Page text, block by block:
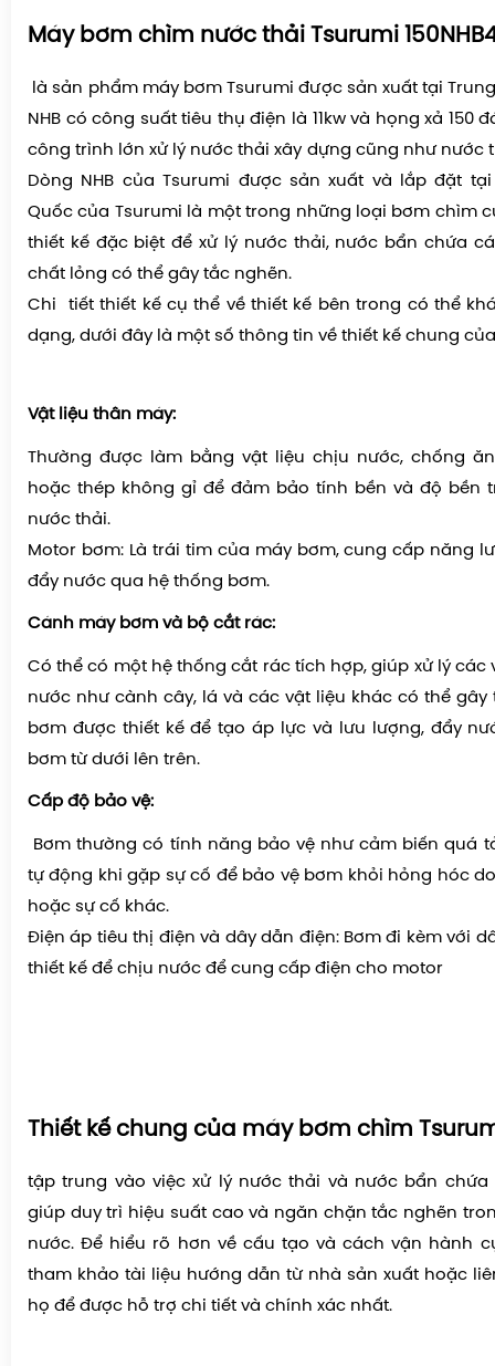
Máy bơm chìm nước thải Tsurumi
là sản phẩm máy bơm Tsurumi được sản xuất tại
NHB có công suất tiêu thụ điện là 11kw và họng xả 150
công trình lớn xử lý nước thải xây dựng cũng như nước
Dòng NHB của Tsurumi được sản xuất và lắp đặt
Quốc của Tsurumi là một trong những loại bơm chìm
thiết kế đặc biệt để xử lý nước thải, nước bẩn chứa
chất lỏng có thể gây tắc nghẽn.
Chi tiết thiết kế cụ thể về thiết kế bên trong có thể
dạng, dưới đây là một số thông tin về thiết kế chung
Vật liệu thân máy:
Thường được làm bằng vật liệu chịu nước, chống
hoặc thép không gỉ để đảm bảo tính bền và độ bền
nước thải.
Motor bơm: Là trái tim của máy bơm, cung cấp năng
đẩy nước qua hệ thống bơm.
Cánh máy bơm và bộ cắt rác:
Có thể có một hệ thống cắt rác tích hợp, giúp xử lý các
nước như cành cây, lá và các vật liệu khác có thể gây
bơm được thiết kế để tạo áp lực và lưu lượng, đẩy
bơm từ dưới lên trên.
Cấp độ bảo vệ:
Bơm thường có tính năng bảo vệ như cảm biến quá
tự động khi gặp sự cố để bảo vệ bơm khỏi hỏng hóc
hoặc sự cố khác.
Điện áp tiêu thị điện và dây dẫn điện: Bơm đi kèm với
thiết kế để chịu nước để cung cấp điện cho motor
Thiết kế chung của máy bơm chìm Tsurumi
tập trung vào việc xử lý nước thải và nước bẩn chứa
giúp duy trì hiệu suất cao và ngăn chặn tắc nghẽn
nước. Để hiểu rõ hơn về cấu tạo và cách vận hành
tham khảo tài liệu hướng dẫn từ nhà sản xuất hoặc
họ để được hỗ trợ chi tiết và chính xác nhất.